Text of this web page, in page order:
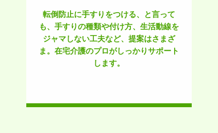
転倒防止に手すりをつける、と言って
も、手すりの種類や付け方、生活動線を
ジャマしない工夫など、提案はさまざ
ま。在宅介護のプロがしっかりサポート
します。